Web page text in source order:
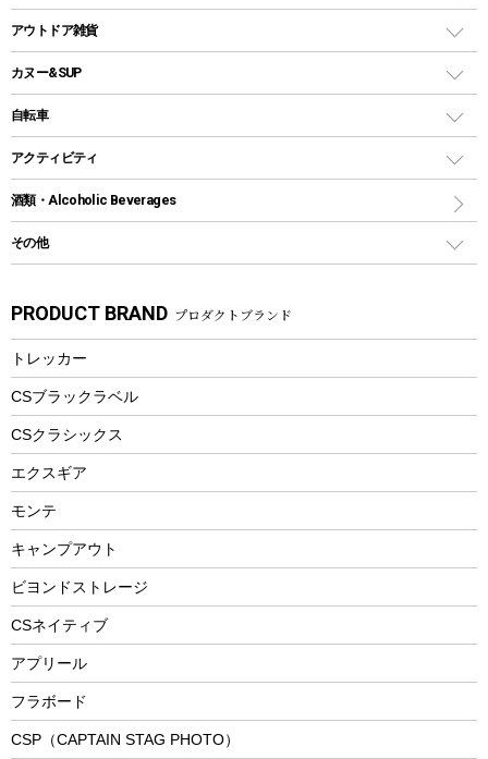
パラソル
テントアクセサリー
ペグ
グランドシート
ガイドロープ
ツール
鉄板、アミ
焚き火台&ストーブ
火起こし
バーベキューツール
クッカーセット
シェラカップ
クッキングツール
ナイフ
カトラリー
マグカップ、カップ
ステンレスボトル
フードボトル
トレー
ランチョンマット
ランチボックス
コップ付きタイプ
ワンタッチタイプ
プラスチックボトル
ディズニーボトル
クーラーバッグ
ウォータージャグ
保冷剤
アウトドアキャリー
アウトドア雑貨
バックパック&バッグ
リュック、バックパック
トートバッグ、サコッシュ
ショッピングキャリー
その他アウトドア雑貨
スプレー関係
ツール、他
カヌー&SUP
インフレータブル
カヤック
パドル
ヘルメット
エアーポンプ
アクセサリー
自転車
折りたたみ自転車
スポーツサイクル
シティサイクル
自転車ウェア
アクティビティ
マリン
ラッシュガード
パラソル
フローティングベスト
ヘルメット
エアーポンプ
ビーチテント
ウィンター
スノーシュー
防寒ウェア
トレッキング
トレッキングアクセサリー
プレイグッズ
酒類・Alcoholic Beverages
その他
湯たんぽ
防災用品
PRODUCT BRAND プロダクトブランド
トレッカー
CSブラックラベル
CSクラシックス
エクスギア
モンテ
キャンプアウト
ビヨンドストレージ
CSネイティブ
アプリール
フラボード
CSP（CAPTAIN STAG PHOTO）